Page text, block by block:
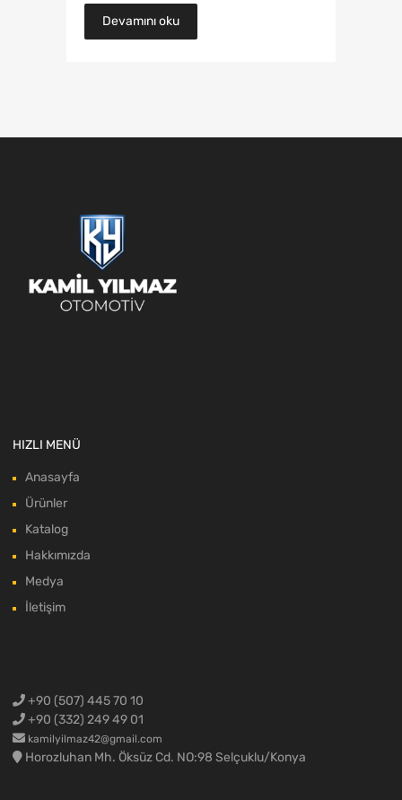
Devamını oku
HIZLI MENÜ
Anasayfa
Ürünler
Katalog
Hakkımızda
Medya
İletişim
+90 (507) 445 70 10
+90 (332) 249 49 01
kamilyilmaz42@gmail.com
Horozluhan Mh. Öksüz Cd. NO:98 Selçuklu/Konya